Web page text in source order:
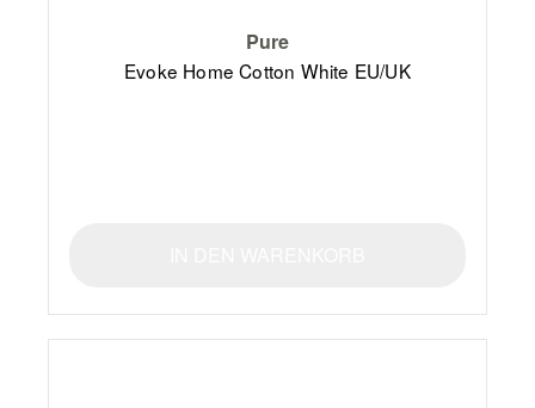
Pure
Evoke Home Cotton White EU/UK